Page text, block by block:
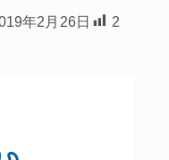
年2月26日 2